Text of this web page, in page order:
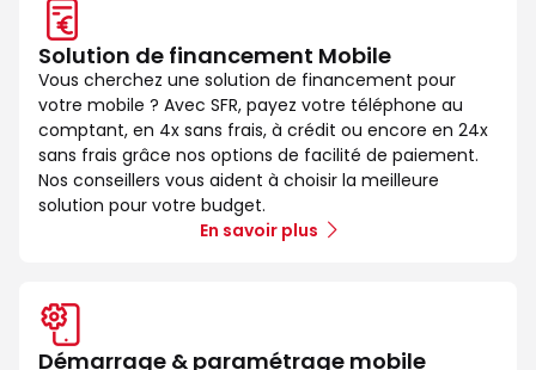
Solution de financement Mobile
Vous cherchez une solution de financement pour
votre mobile ? Avec SFR, payez votre téléphone au
comptant, en 4x sans frais, à crédit ou encore en 24x
sans frais grâce nos options de facilité de paiement.
Nos conseillers vous aident à choisir la meilleure
solution pour votre budget.
En savoir plus
Démarrage & paramétrage mobile